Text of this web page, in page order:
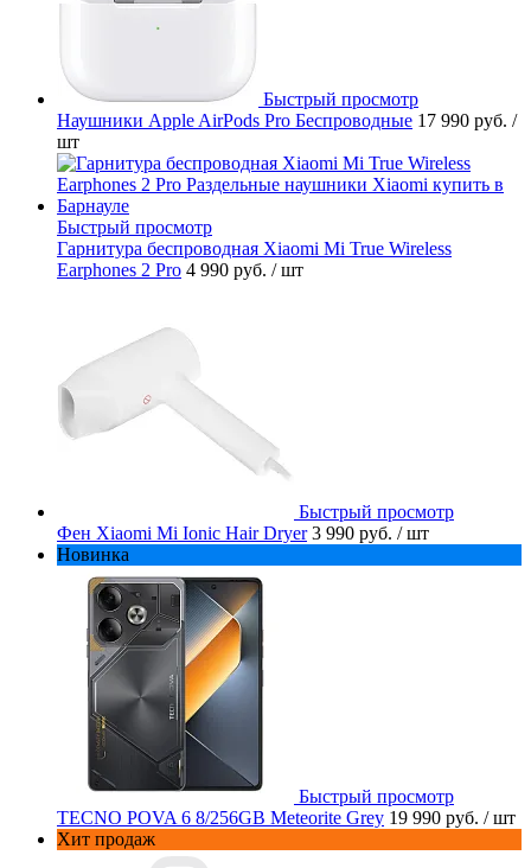
Быстрый просмотр
Наушники Apple AirPods Pro Беспроводные 17 990 руб. /
шт
Быстрый просмотр
Гарнитура беспроводная Xiaomi Mi True Wireless
Earphones 2 Pro 4 990 руб. / шт
Быстрый просмотр
Фен Xiaomi Mi Ionic Hair Dryer 3 990 руб. / шт
Новинка
Быстрый просмотр
TECNO POVA 6 8/256GB Meteorite Grey 19 990 руб. / шт
Хит продаж